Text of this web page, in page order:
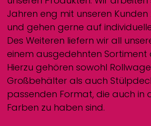
Jahren eng mit unseren
und gehen gerne auf
Des Weiteren liefern wir all
einem ausgedehnten Sortiment
Hierzu gehören sowohl
Großbehälter als auch
passenden Format, die auch in
Farben zu haben sind.